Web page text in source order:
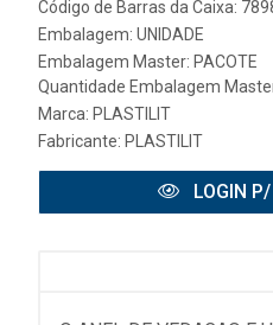
Código de Barras da Caixa:
Embalagem: UNIDADE
Embalagem Master: PACOTE
Quantidade Embalagem
Marca: PLASTILIT
Fabricante: PLASTILIT
LOGIN